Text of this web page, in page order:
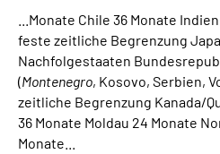
...Monate Chile 36 Monate
feste zeitliche Begrenzung
Nachfolgestaaten
(Montenegro, Kosovo, Serbien,
zeitliche Begrenzung Kanada/
36 Monate Moldau 24 Monate
Monate...